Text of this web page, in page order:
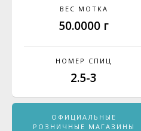
ВЕС МОТКА
50.0000 г
НОМЕР СПИЦ
2.5-3
ОФИЦИАЛЬНЫЕ
РОЗНИЧНЫЕ МАГАЗИНЫ